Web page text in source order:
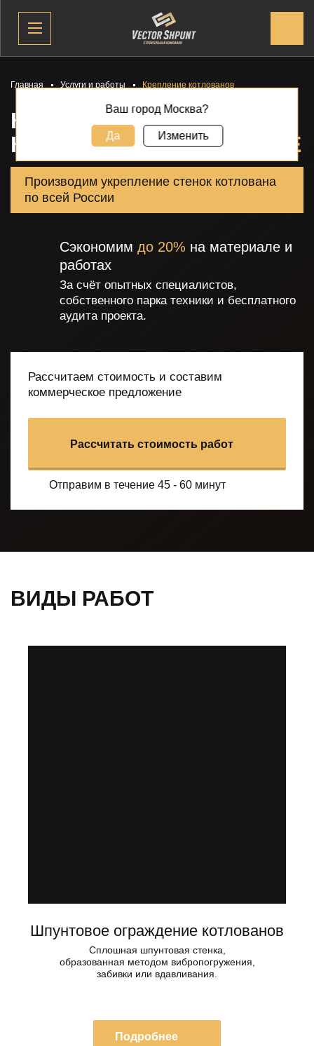
Главная Услуги и работы Крепление котлованов
КРЕПЛЕНИЕ
КОТЛОВАНОВ ВМОСКВЕ
Производим укрепление стенок котлована
по всей России
Сэкономим до 20% на материале и
работах
За счёт опытных специалистов,
собственного паркатехники и бесплатного
аудита проекта.
Рассчитаем стоимость и составим
коммерческое предложение
Рассчитать стоимость работ
Отправим в течение 45 - 60 минут
ВИДЫ РАБОТ
Шпунтовое ограждение котлованов
Сплошная шпунтовая стенка,
образованная методом вибропогружения,
забивки или вдавливания.
Подробнее
Ваш город Москва?
Да Изменить